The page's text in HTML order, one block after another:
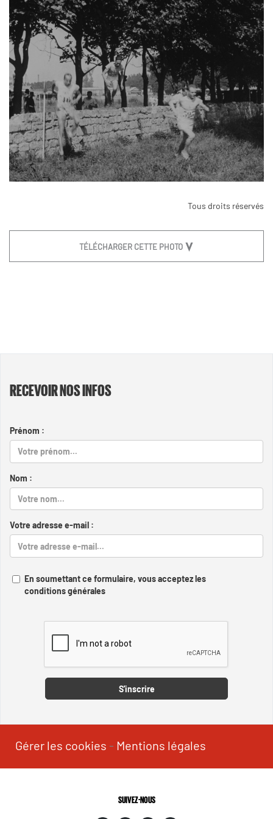
Tous droits réservés
TÉLÉCHARGER CETTE PHOTO
RECEVOIR NOS INFOS
Prénom :
Nom :
Votre adresse e-mail :
En soumettant ce formulaire, vous acceptez les
conditions générales
S'inscrire
Gérer les cookies - Mentions légales
SUIVEZ-NOUS